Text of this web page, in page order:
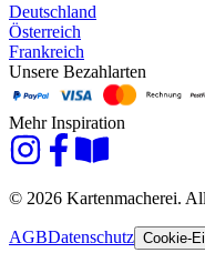
Deutschland
Österreich
Frankreich
Unsere Bezahlarten
Mehr Inspiration
© 2026 Kartenmacherei.
AGBDatenschutz Cookie-